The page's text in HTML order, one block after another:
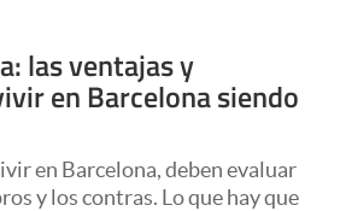
las ventajas y
en Barcelona siendo
en Barcelona, deben evaluar
y los contras. Lo que hay que